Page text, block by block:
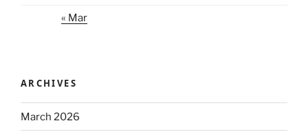
« Mar
ARCHIVES
March 2026